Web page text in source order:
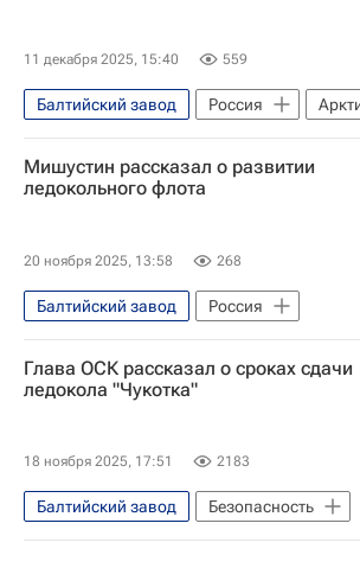
11 декабря 2025, 15:40 559
Балтийский завод Россия
Владимир Путин
Объединенная судостроительная
Мишустин рассказал о развитии
ледокольного флота
20 ноября 2025, 13:58 268
Балтийский завод
Россия
Мурманск
Сабетта
Михаил Мишустин
Экономика
Глава ОСК рассказал о сроках сдачи
ледокола "Чукотка"
18 ноября 2025, 17:51 2183
Балтийский завод
Безопасность
Арктика
Россия
Андрей